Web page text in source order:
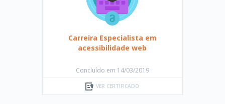
Carreira Especialista em
acessibilidade web
Concluído em 14/03/2019
VER CERTIFICADO